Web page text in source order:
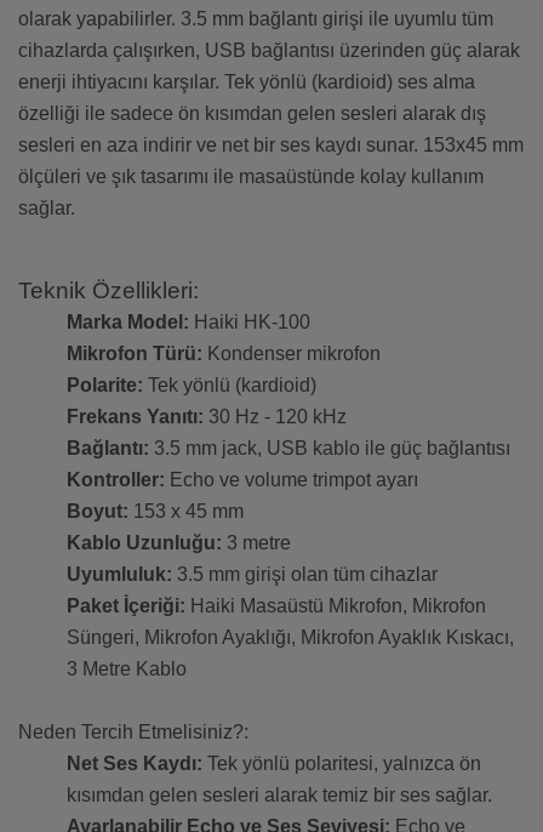
olarak yapabilirler. 3.5 mm bağlantı girişi ile uyumlu tüm
cihazlarda çalışırken, USB bağlantısı üzerinden güç alarak
enerji ihtiyacını karşılar. Tek yönlü (kardioid) ses alma
özelliği ile sadece ön kısımdan gelen sesleri alarak dış
sesleri en aza indirir ve net bir ses kaydı sunar. 153x45 mm
ölçüleri ve şık tasarımı ile masaüstünde kolay kullanım
sağlar.
Teknik Özellikleri:
Marka Model: Haiki HK-100
Mikrofon Türü: Kondenser mikrofon
Polarite: Tek yönlü (kardioid)
Frekans Yanıtı: 30 Hz - 120 kHz
Bağlantı: 3.5 mm jack, USB kablo ile güç bağlantısı
Kontroller: Echo ve volume trimpot ayarı
Boyut: 153 x 45 mm
Kablo Uzunluğu: 3 metre
Uyumluluk: 3.5 mm girişi olan tüm cihazlar
Paket İçeriği: Haiki Masaüstü Mikrofon, Mikrofon
Süngeri, Mikrofon Ayaklığı, Mikrofon Ayaklık Kıskacı,
3 Metre Kablo
Neden Tercih Etmelisiniz?:
Net Ses Kaydı: Tek yönlü polaritesi, yalnızca ön
kısımdan gelen sesleri alarak temiz bir ses sağlar.
Ayarlanabilir Echo ve Ses Seviyesi: Echo ve